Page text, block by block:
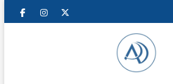
Saltar
FacebookInstagram